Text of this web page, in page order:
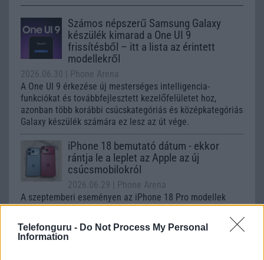
Telefonguru - Do Not Process My Personal
Information
Számos népszerű Samsung Galaxy
készülék kimarad a One UI 9
frissítésből – itt a lista az érintett
modellekről
2026.06.30
| Phone Arena
A One UI 9 érkezése új mesterséges intelligencia-
funkciókat és továbbfejlesztett kezelőfelületet hoz,
azonban több korábbi csúcskategóriás és középkategóriás
Galaxy készülék számára ez lesz az út vége.
iPhone 18 bemutató dátum - ekkor
rántja le a leplet az Apple az új
csúcsmobilokról
2026.06.29
| Phone Arena
A szeptemberi eseményen az iPhone 18 Pro modellek
mellett a régóta pletykált hajlítható iPhone Ultra is
bemutatkozhat, miközben az áremelésekről szóló
találgatások továbbra is beárnyékolják a rajtot.